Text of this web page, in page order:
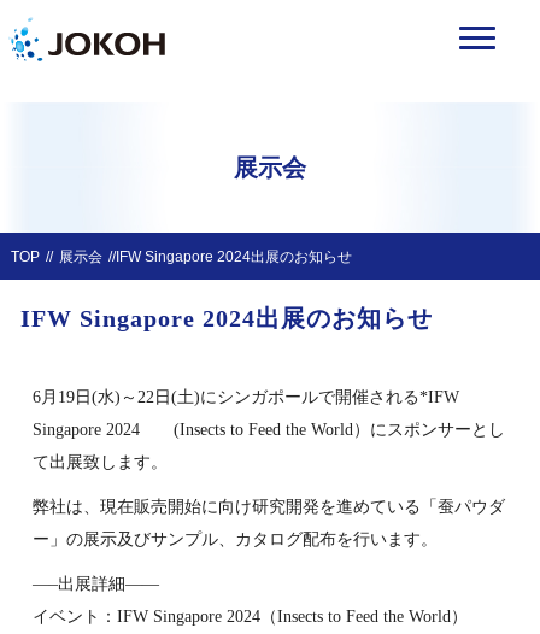
展示会
TOP 展示会 IFW Singapore 2024出展のお知らせ
IFW Singapore 2024出展のお知らせ
6月19日(水)～22日(土)にシンガポールで開催される*IFW
Singapore 2024 (Insects to Feed the World）にスポンサーとし
て出展致します。
弊社は、現在販売開始に向け研究開発を進めている「蚕パウダ
ー」の展示及びサンプル、カタログ配布を行います。
—–出展詳細——
イベント：IFW Singapore 2024（Insects to Feed the World）